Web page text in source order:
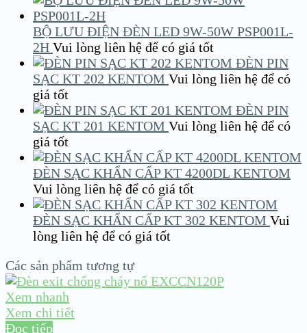
BỘ LƯU ĐIỆN ĐÈN LED 9W-50W PSP001L-
2H Vui lòng liên hệ để có giá tốt
ĐÈN PIN
SẠC KT 202 KENTOM Vui lòng liên hệ để có
giá tốt
ĐÈN PIN
SẠC KT 201 KENTOM Vui lòng liên hệ để có
giá tốt
ĐÈN SẠC KHẨN CẤP KT 4200DL KENTOM
Vui lòng liên hệ để có giá tốt
ĐÈN SẠC KHẨN CẤP KT 302 KENTOM Vui
lòng liên hệ để có giá tốt
Các sản phẩm tương tự
Xem nhanh
Xem chi tiết
Đọc tiếp